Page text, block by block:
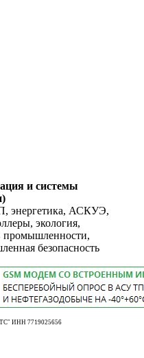
и системы
энергетика, АСКУЭ,
экология,
промышленности,
безопасность
ИНН 7719025656